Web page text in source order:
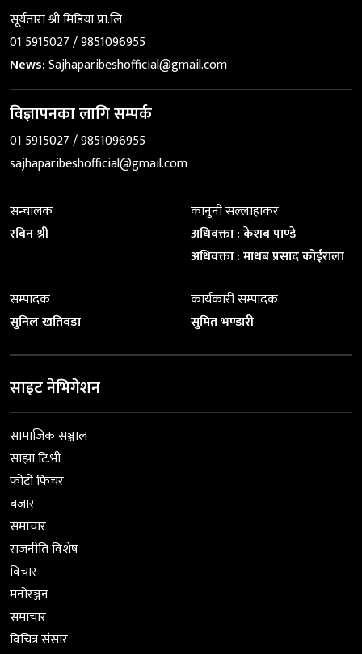
सूर्यतारा श्री मिडिया प्रा.लि
01 5915027 / 9851096955
News:Sajhaparibeshofficial@gmail.com
विज्ञापनका लागि सम्पर्क
01 5915027 / 9851096955
sajhaparibeshofficial@gmail.com
सन्चालक
रबिन श्री
कानुनी सल्लाहाकर
अधिवक्ता : केशब पाण्डे
अधिवक्ता : माधब प्रसाद कोईराला
सम्पादक
सुनिल खतिवडा
कार्यकारी सम्पादक
सुमित भण्डारी
साइट नेभिगेशन
सामाजिक सञ्जाल
साझा टि.भी
फोटो फिचर
बजार
समाचार
राजनीति विशेष
विचार
मनोरञ्जन
समाचार
विचित्र संसार